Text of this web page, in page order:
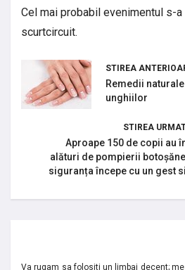
Cel mai probabil evenimentul s-
scurtcircuit.
STIREA
Remedii
unghiilor
STIREA
Aproape 150 de copii au
alături de pompierii
siguranța începe cu un gest
Va rugam sa folositi un limbaj decent;